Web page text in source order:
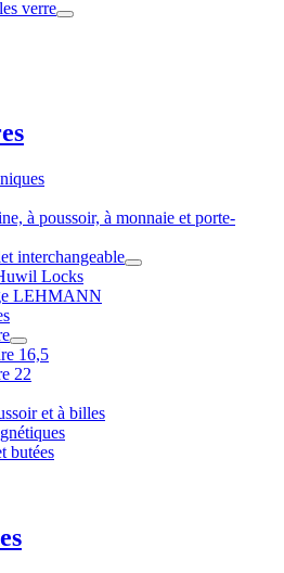
verre
à poussoir, à monnaie et porte-
interchangeable
Locks
LEHMANN
16,5
22
et à billes
butées